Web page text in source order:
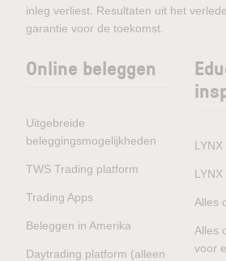
inleg verliest. Resultaten uit het
garantie voor de toekomst.
Online beleggen
Uitgebreide
beleggingsmogelijkheden
TWS Trading platform
Trading Apps
Beleggen in Amerika
Daytrading platform (alleen
Alles
Alles
voor